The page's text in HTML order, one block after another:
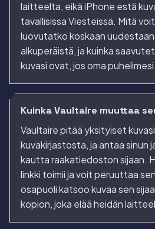
laitteelta, eikä iPhone estä
tavallisissa Viesteissä. Mitä
luovutatko koskaan
alkuperäistä, ja kuinka
kuvasi ovat, jos oma
Kuinka Vaultaire muuttaa
Vaultaire pitää yksityiset
kuvakirjastosta, ja antaa sinun
kautta raakatiedoston sijaan.
linkki toimii ja voit peruuttaa
osapuoli katsoo kuvaa sen
kopion, joka elää heidän